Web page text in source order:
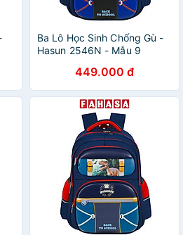
Ba Lô Học Sinh Chống Gù -
Hasun 2546N - Mẫu 9
449.000 đ